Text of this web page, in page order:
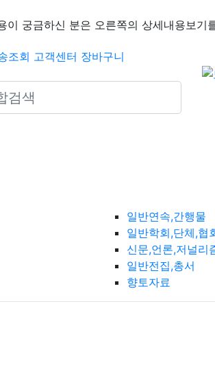
궁금하신 분은 오른쪽의 상세내용보기
조회 고객센터 장바구니
일반연속,간행물
일반학회,단체,협
신문,언론,저널리
일반전집,총서
향토자료